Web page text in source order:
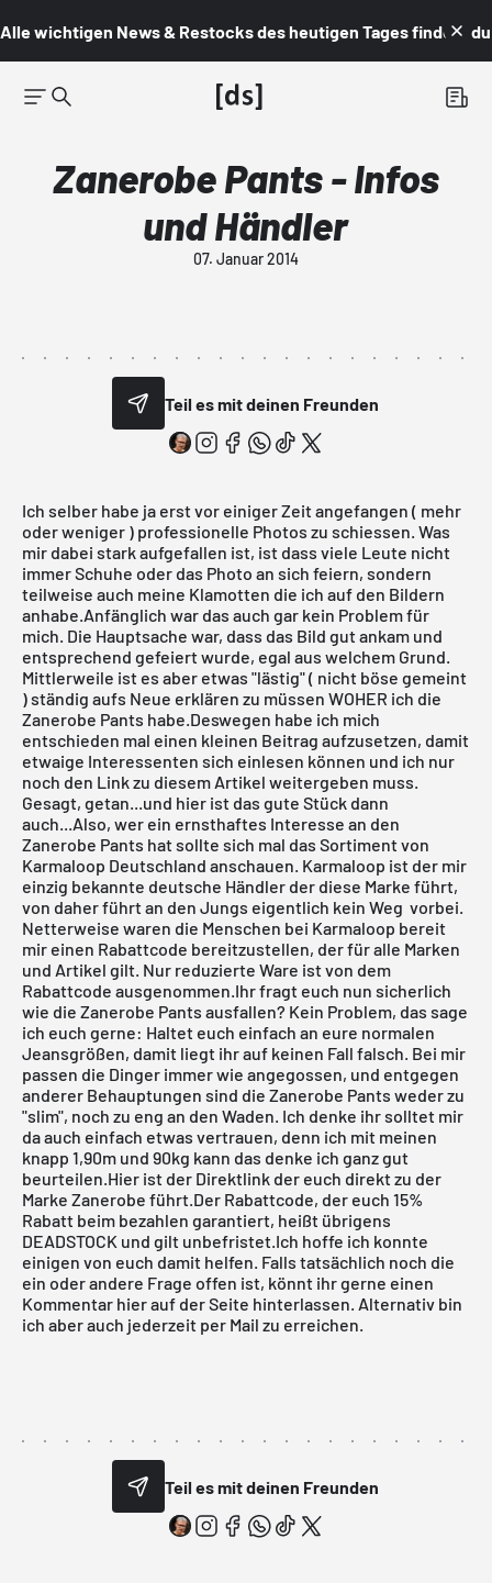
Alle wichtigen News & Restocks des heutigen Tages findest du
Zanerobe Pants - Infos
und Händler
07. Januar 2014
Teil es mit deinen Freunden
Ich selber habe ja erst vor einiger Zeit angefangen ( mehr
oder weniger ) professionelle Photos zu schiessen. Was
mir dabei stark aufgefallen ist, ist dass viele Leute nicht
immer Schuhe oder das Photo an sich feiern, sondern
teilweise auch meine Klamotten die ich auf den Bildern
anhabe.Anfänglich war das auch gar kein Problem für
mich. Die Hauptsache war, dass das Bild gut ankam und
entsprechend gefeiert wurde, egal aus welchem Grund.
Mittlerweile ist es aber etwas "lästig" ( nicht böse gemeint
) ständig aufs Neue erklären zu müssen WOHER ich die
Zanerobe Pants habe.Deswegen habe ich mich
entschieden mal einen kleinen Beitrag aufzusetzen, damit
etwaige Interessenten sich einlesen können und ich nur
noch den Link zu diesem Artikel weitergeben muss.
Gesagt, getan...und hier ist das gute Stück dann
auch...Also, wer ein ernsthaftes Interesse an den
Zanerobe Pants hat sollte sich mal das Sortiment von
Karmaloop Deutschland anschauen. Karmaloop ist der mir
einzig bekannte deutsche Händler der diese Marke führt,
von daher führt an den Jungs eigentlich kein Weg vorbei.
Netterweise waren die Menschen bei Karmaloop bereit
mir einen Rabattcode bereitzustellen, der für alle Marken
und Artikel gilt. Nur reduzierte Ware ist von dem
Rabattcode ausgenommen.Ihr fragt euch nun sicherlich
wie die Zanerobe Pants ausfallen? Kein Problem, das sage
ich euch gerne: Haltet euch einfach an eure normalen
Jeansgrößen, damit liegt ihr auf keinen Fall falsch. Bei mir
passen die Dinger immer wie angegossen, und entgegen
anderer Behauptungen sind die Zanerobe Pants weder zu
"slim", noch zu eng an den Waden. Ich denke ihr solltet mir
da auch einfach etwas vertrauen, denn ich mit meinen
knapp 1,90m und 90kg kann das denke ich ganz gut
beurteilen.Hier ist der Direktlink der euch direkt zu der
Marke Zanerobe führt.Der Rabattcode, der euch 15%
Rabatt beim bezahlen garantiert, heißt übrigens
DEADSTOCK und gilt unbefristet.Ich hoffe ich konnte
einigen von euch damit helfen. Falls tatsächlich noch die
ein oder andere Frage offen ist, könnt ihr gerne einen
Kommentar hier auf der Seite hinterlassen. Alternativ bin
ich aber auch jederzeit per Mail zu erreichen.
Teil es mit deinen Freunden